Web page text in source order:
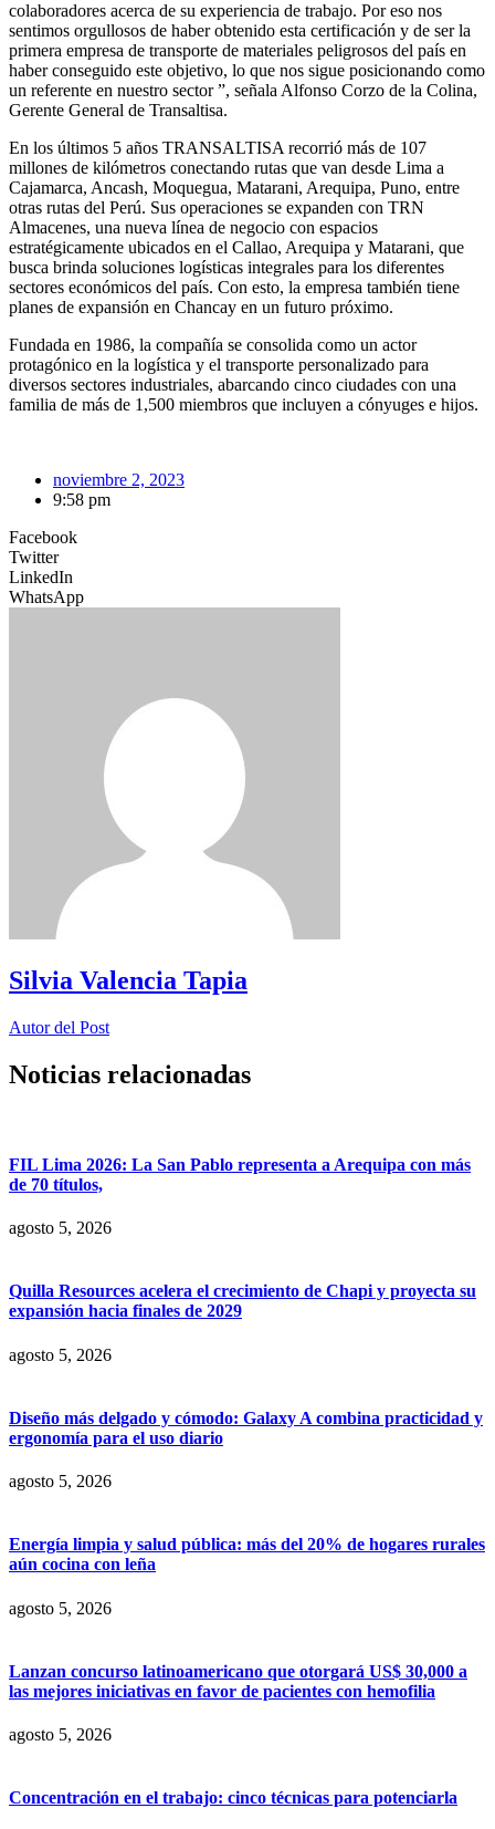
colaboradores acerca de su experiencia de trabajo. Por eso nos
sentimos orgullosos de haber obtenido esta certificación y de ser la
primera empresa de transporte de materiales peligrosos del país en
haber conseguido este objetivo, lo que nos sigue posicionando como
un referente en nuestro sector ”, señala Alfonso Corzo de la Colina,
Gerente General de Transaltisa.
En los últimos 5 años TRANSALTISA recorrió más de 107
millones de kilómetros conectando rutas que van desde Lima a
Cajamarca, Ancash, Moquegua, Matarani, Arequipa, Puno, entre
otras rutas del Perú. Sus operaciones se expanden con TRN
Almacenes, una nueva línea de negocio con espacios
estratégicamente ubicados en el Callao, Arequipa y Matarani, que
busca brinda soluciones logísticas integrales para los diferentes
sectores económicos del país. Con esto, la empresa también tiene
planes de expansión en Chancay en un futuro próximo.
Fundada en 1986, la compañía se consolida como un actor
protagónico en la logística y el transporte personalizado para
diversos sectores industriales, abarcando cinco ciudades con una
familia de más de 1,500 miembros que incluyen a cónyuges e hijos.
noviembre 2, 2023
9:58 pm
Facebook
Twitter
LinkedIn
WhatsApp
Silvia Valencia Tapia
Autor del Post
Noticias relacionadas
FIL Lima 2026: La San Pablo representa a Arequipa con más
de 70 títulos,
agosto 5, 2026
Quilla Resources acelera el crecimiento de Chapi y proyecta su
expansión hacia finales de 2029
agosto 5, 2026
Diseño más delgado y cómodo: Galaxy A combina practicidad y
ergonomía para el uso diario
agosto 5, 2026
Energía limpia y salud pública: más del 20% de hogares rurales
aún cocina con leña
agosto 5, 2026
Lanzan concurso latinoamericano que otorgará US$ 30,000 a
las mejores iniciativas en favor de pacientes con hemofilia
agosto 5, 2026
Concentración en el trabajo: cinco técnicas para potenciarla